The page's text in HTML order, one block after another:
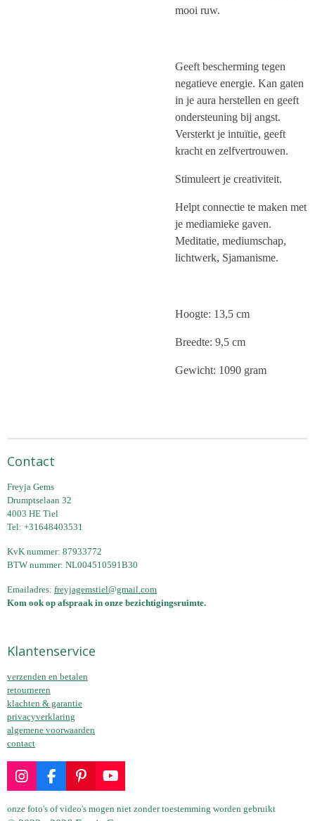
mooi ruw.
Geeft bescherming tegen
negatieve energie. Kan gaten
in je aura herstellen en geeft
ondersteuning bij angst.
Versterkt je intuïtie, geeft
kracht en zelfvertrouwen.
Stimuleert je creativiteit.
Helpt connectie te maken met
je mediamieke gaven.
Meditatie, mediumschap,
lichtwerk, Sjamanisme.
Hoogte: 13,5 cm
Breedte: 9,5 cm
Gewicht: 1090 gram
Contact
Freyja Gems
Drumptselaan 32
4003 HE Tiel
Tel: +31648403531
KvK nummer: 87933772
BTW nummer: NL004510591B30
Emailadres: freyjagemstiel@gmail.com
Kom ook op afspraak in onze bezichtigingsruimte.
Klantenservice
verzenden en betalen
retourneren
klachten & garantie
privacyverklaring
algemene voorwaarden
contact
I
s
F
c
P
n
Y
u
onze foto's of video's mogen niet zonder toestemming worden gebruikt